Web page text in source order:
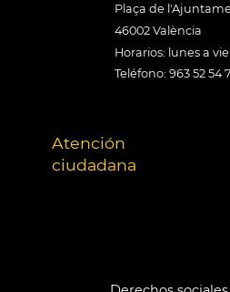
Plaça de
46002 València
Horarios: lunes a
Teléfono: 963 52 54
Atención
ciudadana